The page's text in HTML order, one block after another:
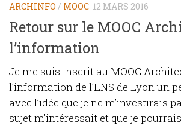
ARCHINFO / MOOC 12 MARS 2016
Retour sur le MOOC
l’information
Je me suis inscrit au MOOC
l’information de l’ENS de Lyon un
avec l’idée que je ne m’investirais
sujet m’intéressait et que je